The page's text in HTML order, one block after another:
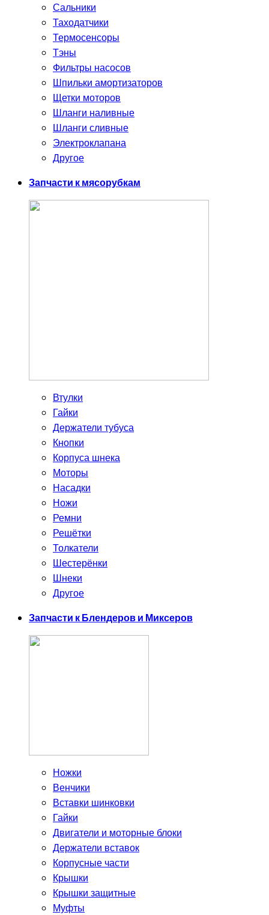
Сальники
Таходатчики
Термосенсоры
Тэны
Фильтры насосов
Шпильки амортизаторов
Щетки моторов
Шланги наливные
Шланги сливные
Электроклапана
Другое
Запчасти к мясорубкам
Втулки
Гайки
Держатели тубуса
Кнопки
Корпуса шнека
Моторы
Насадки
Ножи
Ремни
Решётки
Толкатели
Шестерёнки
Шнеки
Другое
Запчасти к Блендеров и Миксеров
Ножки
Венчики
Вставки шинковки
Гайки
Двигатели и моторные блоки
Держатели вставок
Корпусные части
Крышки
Крышки защитные
Муфты